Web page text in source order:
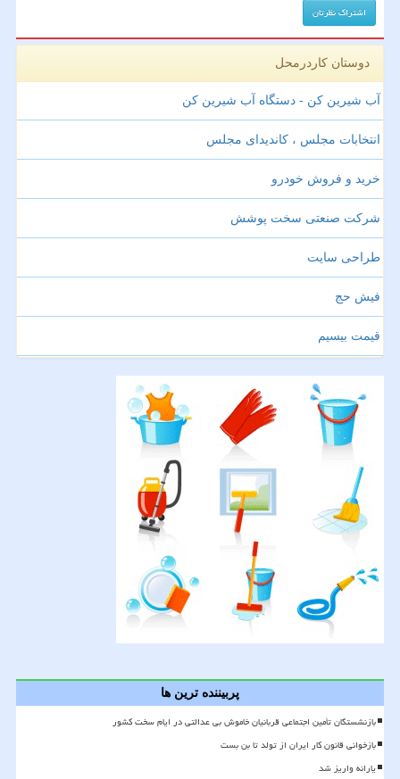
دوستان کاردرمحل
آب شیرین کن - دستگاه آب شیرین کن
انتخابات مجلس ، کاندیدای مجلس
خرید و فروش خودرو
شرکت صنعتی سخت پوشش
طراحی سایت
فیش حج
قیمت بیسیم
پربیننده ترین ها
بازنشستگان تأمین اجتماعی قربانیان خاموش بی عدالتی در ایام سخت کشور
بازخوانی قانون کار ایران از تولد تا بن بست
یارانه واریز شد